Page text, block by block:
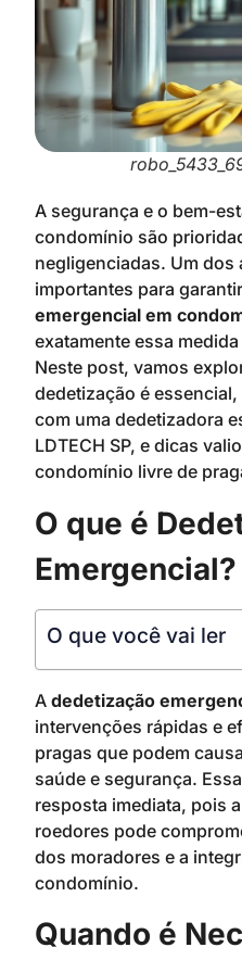
A segurança e o bem-
condomínio são
negligenciadas. Um dos
importantes para
emergencial em
exatamente essa
Neste post, vamos
dedetização é
com uma dedetizadora
LDTECH SP, e dicas
condomínio livre de
O que é
Emergencial?
O que você vai ler
A dedetização
intervenções rápidas e
pragas que podem
saúde e segurança.
resposta imediata, pois
roedores pode
dos moradores e a
condomínio.
Quando é